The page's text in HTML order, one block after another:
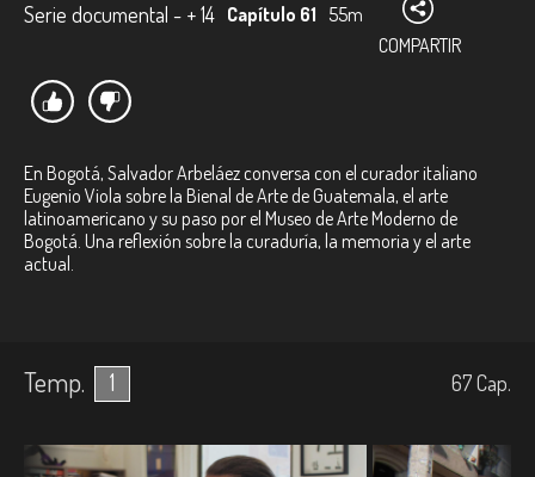
Serie documental - + 14 Capítulo 61 55m
COMPARTIR
En Bogotá, Salvador Arbeláez conversa con el curador italiano
Eugenio Viola sobre la Bienal de Arte de Guatemala, el arte
latinoamericano y su paso por el Museo de Arte Moderno de
Bogotá. Una reflexión sobre la curaduría, la memoria y el arte
actual.
Temp. 1 67Cap.